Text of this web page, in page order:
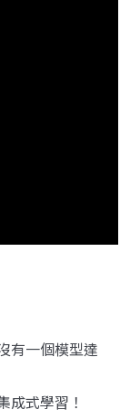
有一個模型達
成式學習！